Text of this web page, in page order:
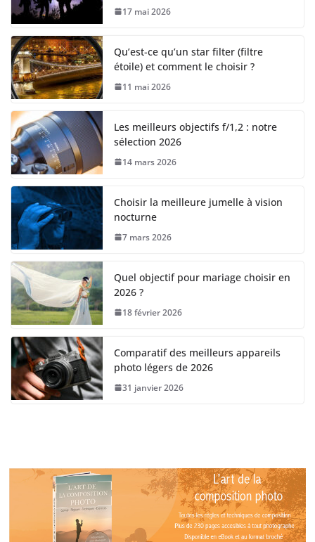
17 mai 2026
Qu’est-ce qu’un star filter (filtre
étoile) et comment le choisir ?
11 mai 2026
Les meilleurs objectifs f/1,2 : notre
sélection 2026
14 mars 2026
Choisir la meilleure jumelle à vision
nocturne
7 mars 2026
Quel objectif pour mariage choisir en
2026 ?
18 février 2026
Comparatif des meilleurs appareils
photo légers de 2026
31 janvier 2026